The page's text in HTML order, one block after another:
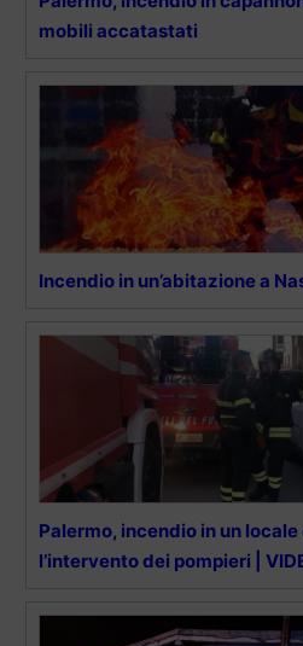
mobili accatastati
Incendio in un’abitazione a
Palermo, incendio in un
l’intervento dei pompieri |